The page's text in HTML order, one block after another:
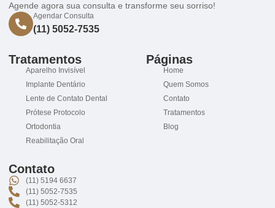
Agende agora sua consulta e transforme seu sorriso!
Agendar Consulta
(11) 5052-7535
Tratamentos
Aparelho Invisível
Implante Dentário
Lente de Contato Dental
Prótese Protocolo
Ortodontia
Reabilitação Oral
Páginas
Home
Quem Somos
Contato
Tratamentos
Blog
Contato
(11) 5194 6637
(11) 5052-7535
(11) 5052-5312